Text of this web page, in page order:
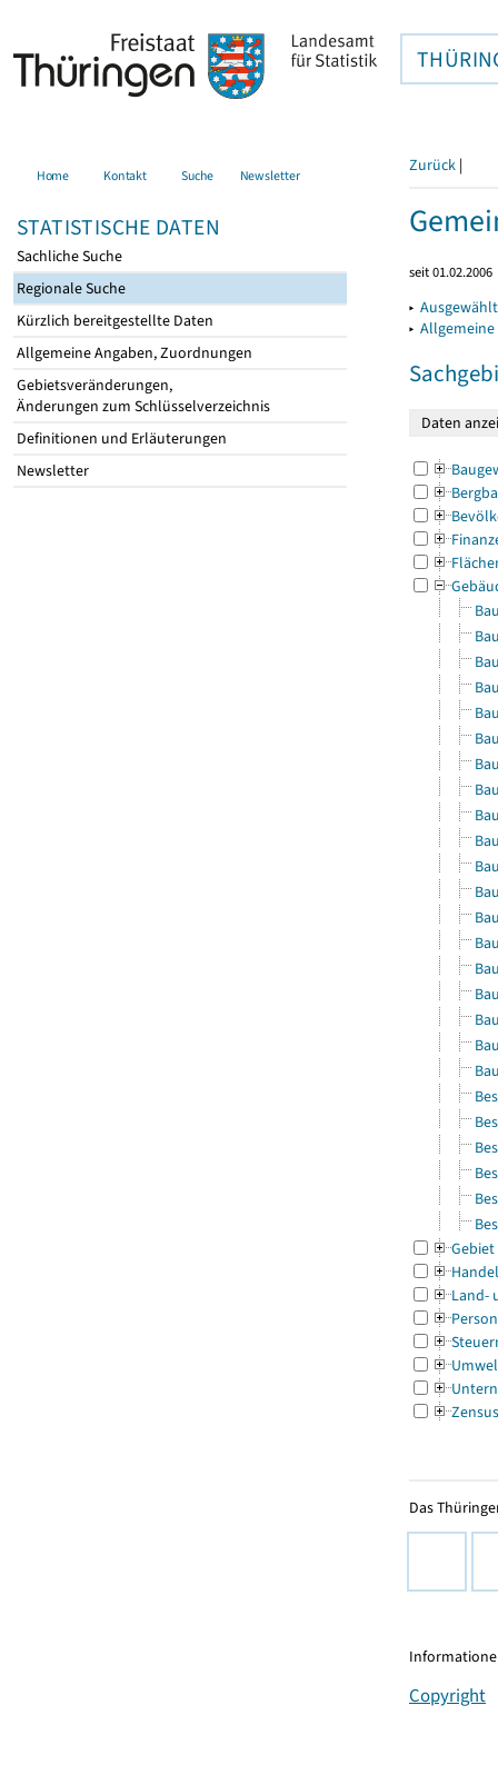
Home Kontakt Suche Newsletter
STATISTISCHE DATEN
Sachliche Suche
Regionale Suche
Kürzlich bereitgestellte Daten
Allgemeine Angaben, Zuordnungen
Gebietsveränderungen,
Änderungen zum Schlüsselverzeichnis
Definitionen und Erläuterungen
Newsletter
Zurück |
seit 01.02.2006
▸
▸
Gebiet
Land-
Zensus
Das
Copyright